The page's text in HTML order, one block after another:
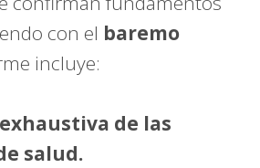
con el baremo
incluye:
de las
salud.